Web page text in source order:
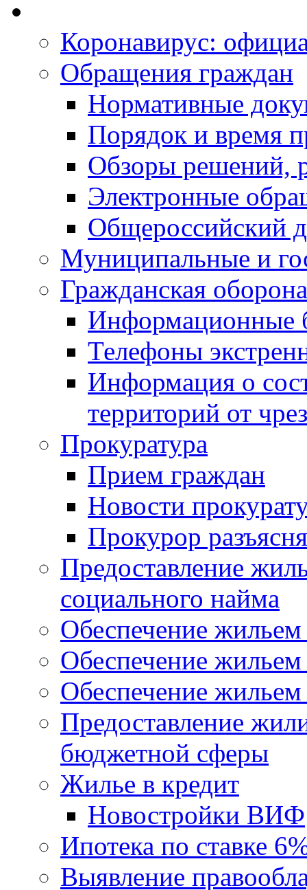
Коронавирус:
Обращения граждан
Нормативные
Порядок и время
Обзоры решений,
Электронные
Общероссийский
Муниципальные и
Гражданская
Информационные
Телефоны
Информация о
территорий от
Прокуратура
Прием граждан
Новости
Прокурор
Предоставление
социального найма
Обеспечение
Обеспечение
Обеспечение жильем
Предоставление
бюджетной сферы
Жилье в кредит
Новостройки ВИФ
Ипотека по ставке
Выявление